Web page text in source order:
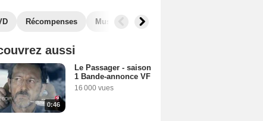
Récompenses Musique Photos
aussi
0:46
Le Passager - saison
1 Bande-annonce VF
16 000 vues